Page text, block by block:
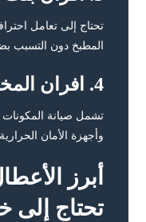
تحتاج إلى تعامل
المطبخ دون التسبب
4. افران المخابز والمطاعم
تشمل صيانة المكونات
وأجهزة الأمان
أبرز
تحتاج إلى